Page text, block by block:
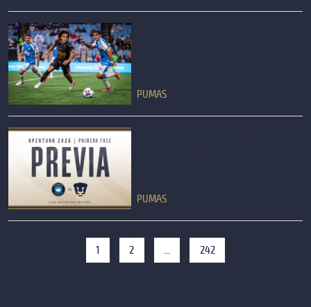
PUMAS
PUMAS
1 2 ... 242